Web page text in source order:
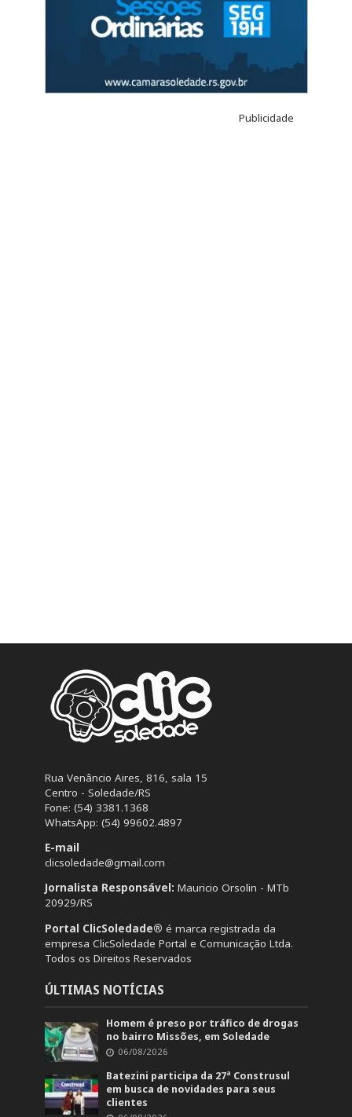
Publicidade
Rua Venâncio Aires, 816, sala 15
Centro - Soledade/RS
Fone: (54) 3381.1368
WhatsApp: (54) 99602.4897
E-mail
clicsoledade@gmail.com
Jornalista Responsável: Mauricio Orsolin - MTb
20929/RS
Portal ClicSoledade® é marca registrada da
empresa ClicSoledade Portal e Comunicação Ltda.
Todos os Direitos Reservados
ÚLTIMAS NOTÍCIAS
Homem é preso por tráfico de drogas
no bairro Missões, em Soledade
06/08/2026
Batezini participa da 27ª Construsul
em busca de novidades para seus
clientes